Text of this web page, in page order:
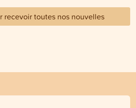
recevoir toutes nos nouvelles